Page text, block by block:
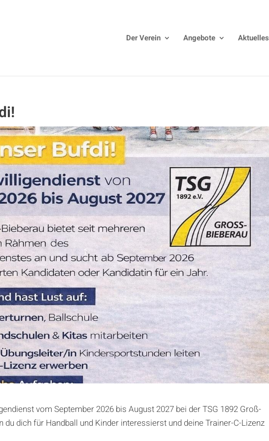
Der Verein Angebote Aktuelles
vom September 2026 bis August 2027 bei der TSG 1892 Groß-
du dich für Handball und Kinder interessierst und deine Trainer-C-Lizenz